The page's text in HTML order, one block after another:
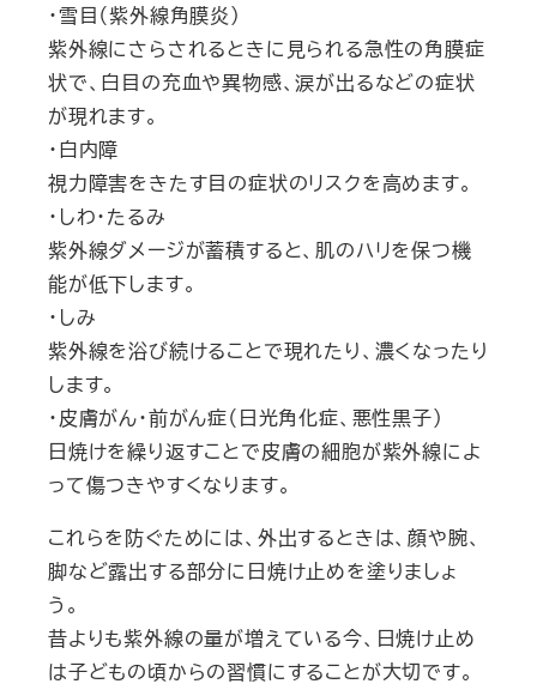
・雪目（紫外線角膜炎）
紫外線にさらされるときに見られる急性の角膜症
状で、白目の充血や異物感、涙が出るなどの症状
が現れます。
・白内障
視力障害をきたす目の症状のリスクを高めます。
・しわ・たるみ
紫外線ダメージが蓄積すると、肌のハリを保つ機
能が低下します。
・しみ
紫外線を浴び続けることで現れたり、濃くなったり
します。
・皮膚がん・前がん症（日光角化症、悪性黒子）
日焼けを繰り返すことで皮膚の細胞が紫外線によ
って傷つきやすくなります。
これらを防ぐためには、外出するときは、顔や腕、
脚など露出する部分に日焼け止めを塗りましょ
う。
昔よりも紫外線の量が増えている今、日焼け止め
は子どもの頃からの習慣にすることが大切です。